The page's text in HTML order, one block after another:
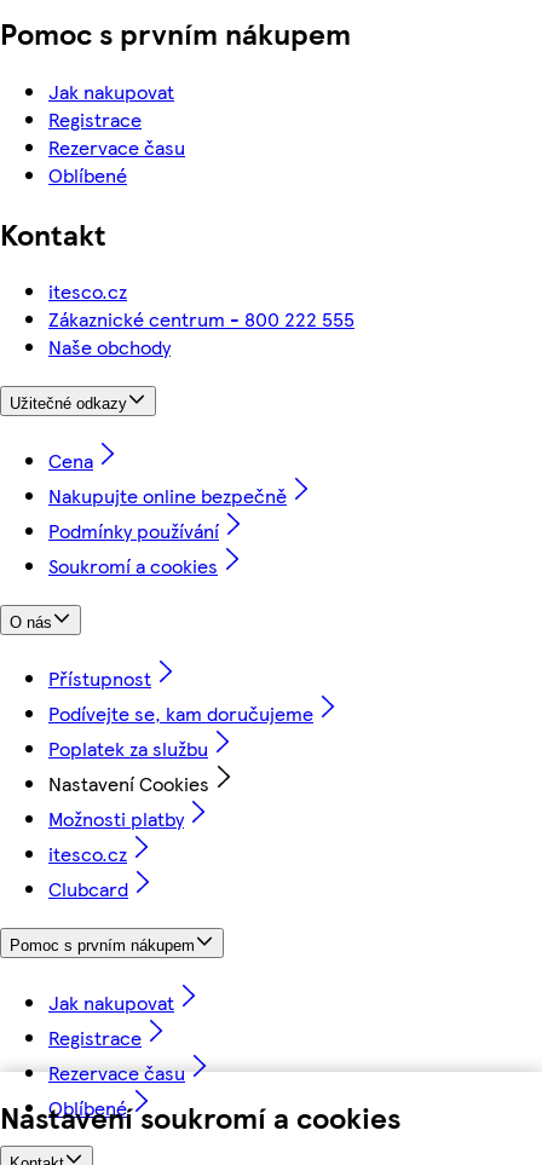
Nastavení soukromí a cookies
Pomoc s prvním nákupem
Jak nakupovat
Registrace
Rezervace času
Oblíbené
Kontakt
itesco.cz
Zákaznické centrum - 800 222 555
Naše obchody
Užitečné odkazy
Cena
Nakupujte online bezpečně
Podmínky používání
Soukromí a cookies
O nás
Přístupnost
Podívejte se, kam doručujeme
Poplatek za službu
Nastavení Cookies
Možnosti platby
itesco.cz
Clubcard
Pomoc s prvním nákupem
Jak nakupovat
Registrace
Rezervace času
Oblíbené